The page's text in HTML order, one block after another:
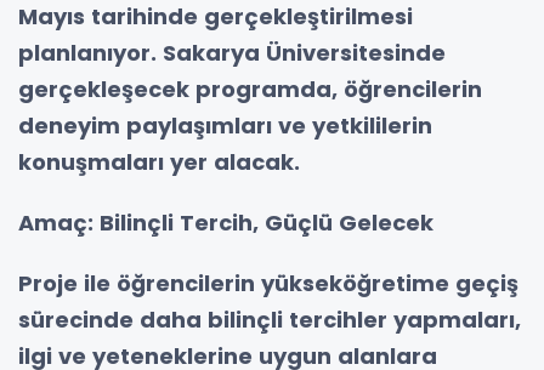
Mayıs tarihinde gerçekleştirilmesi
planlanıyor. Sakarya Üniversitesinde
gerçekleşecek programda, öğrencilerin
deneyim paylaşımları ve yetkililerin
konuşmaları yer alacak.
Amaç: Bilinçli Tercih, Güçlü Gelecek
Proje ile öğrencilerin yükseköğretime geçiş
sürecinde daha bilinçli tercihler yapmaları,
ilgi ve yeteneklerine uygun alanlara